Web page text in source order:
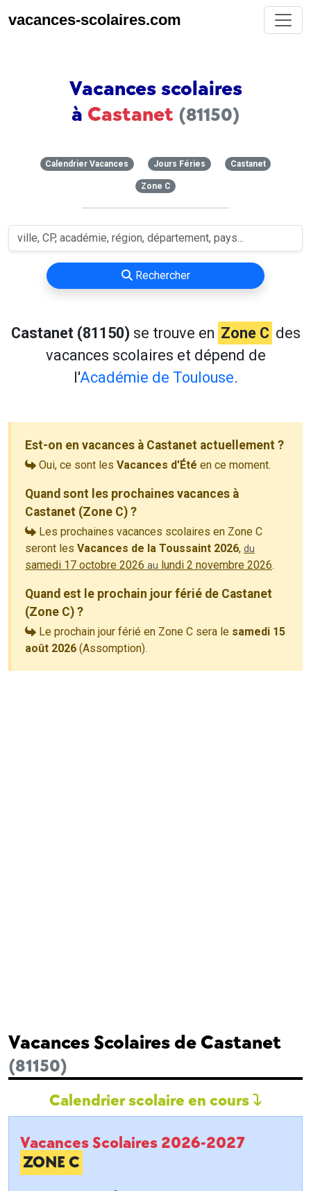
vacances-scolaires.com
Vacances scolaires
à Castanet (81150)
Calendrier Vacances Jours Féries Castanet
Zone C
Rechercher
Castanet (81150) se trouve en Zone C des
vacances scolaires et dépend de
l'Académie de Toulouse.
Est-on en vacances à Castanet actuellement ?
Oui, ce sont les Vacances d'Été en ce moment.
Quand sont les prochaines vacances à
Castanet (Zone C) ?
Les prochaines vacances scolaires en Zone C
seront les Vacances de la Toussaint 2026, du
samedi 17 octobre 2026 au lundi 2 novembre 2026.
Quand est le prochain jour férié de Castanet
(Zone C) ?
Le prochain jour férié en Zone C sera le samedi 15
août 2026 (Assomption).
Vacances Scolaires de Castanet
(81150)
Calendrier scolaire en cours
Vacances Scolaires 2026-2027
ZONE C